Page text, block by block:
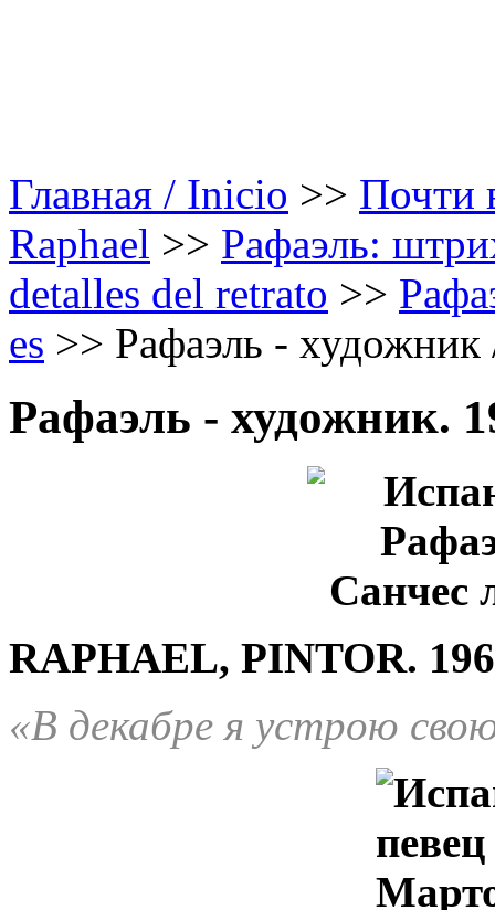
Главная / Inicio >> Почти
Raphael >> Рафаэль:
detalles del retrato >>
es >> Рафаэль -
Рафаэль - художник.
RAPHAEL, PINTOR.
«В декабре я устрою